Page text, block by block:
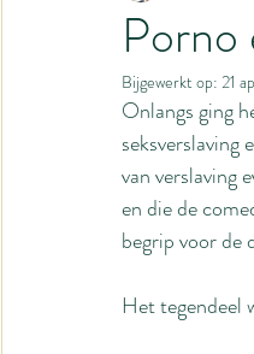
Huismoeder
Gastblog
Bijgewerkt op: 21
Onlangs ging
van verslaving
en die de
begrip voor de
Het tegendeel